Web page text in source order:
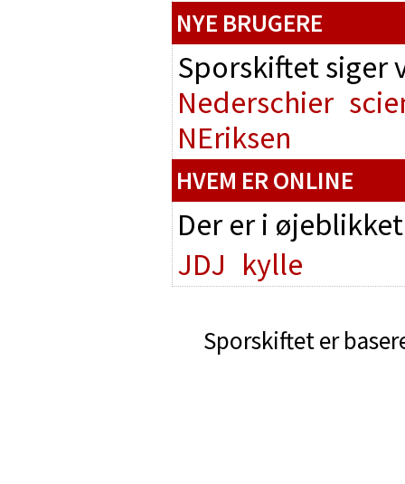
NYE BRUGERE
Sporskiftet
Nederschier
NEriksen
HVEM ER ONLINE
Der er i
JDJ kylle
Sporskiftet er